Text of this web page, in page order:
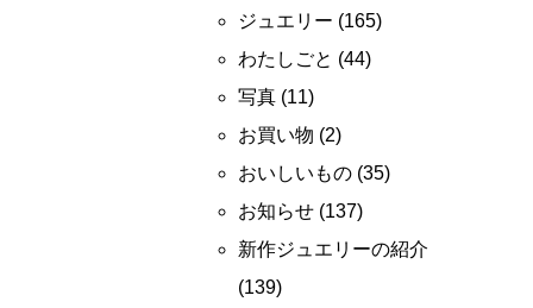
ジュエリー (165)
わたしごと (44)
写真 (11)
お買い物 (2)
おいしいもの (35)
お知らせ (137)
新作ジュエリーの紹介
(139)